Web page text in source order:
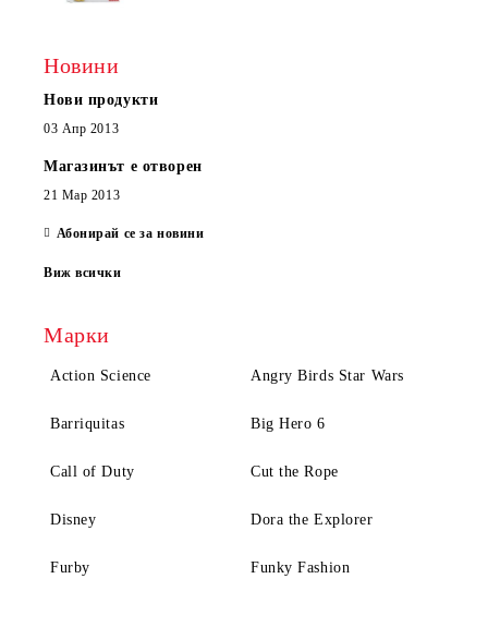
Новини
Нови продукти
03 Апр 2013
Магазинът е отворен
21 Мар 2013
Абонирай се за новини
Виж всички
Марки
Action Science Angry Birds Star Wars
Barriquitas Big Hero 6
Call of Duty Cut the Rope
Disney Dora the Explorer
Furby Funky Fashion